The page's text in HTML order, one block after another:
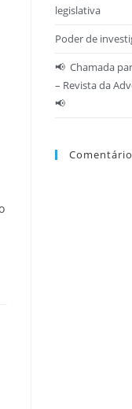
legislativa
Poder de
📢 Chamada
– Revista da
📢